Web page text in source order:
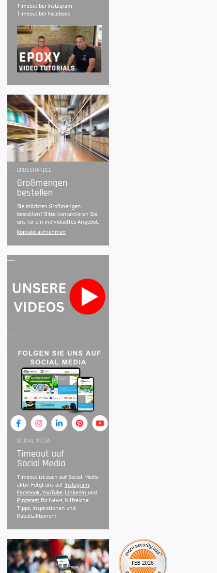
Timeout bei Instagram
Timeout bei Facebook
GROSSHANDEL
Großmengen
bestellen
Sie möchten Großmengen
bestellen? Bitte kontaktieren Sie
uns für ein individuelles Angebot.
Kontakt aufnehmen
SOCIAL MEDIA
Timeout auf
Social Media
Timeout ist auch auf Social Media
aktiv. Folgt uns auf Instagram,
Facebook, YouTube, LinkedIn und
Pinterest für News, hilfreiche
Tipps, Inspirationen und
Rabattaktionen!